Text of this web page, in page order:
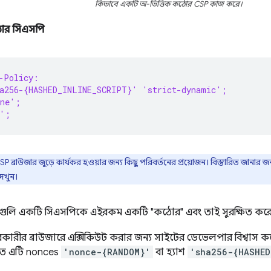
কিভাবে একটি অ-ভিত্তিক কঠোর CSP কাজ করে।
সিএসপি
Policy:
{HASHED_INLINE_SCRIPT}' 'strict-dynamic';
ব্রাউজার জুড়ে কার্যকর হওয়ার জন্য কিছু পরিবর্তনের প্রয়োজন। বিস্তারিত জানার
একটি সিএসপিকে এইরকম একটি "কঠোর" এবং তাই সুরক্ষিত
ব্রাউজারে এক্সিকিউট করার জন্য সাইটের ডেভেলপার বিশ্বাস
এটি nonces
'nonce-{RANDOM}' বা হ্যাশ 'sha256-